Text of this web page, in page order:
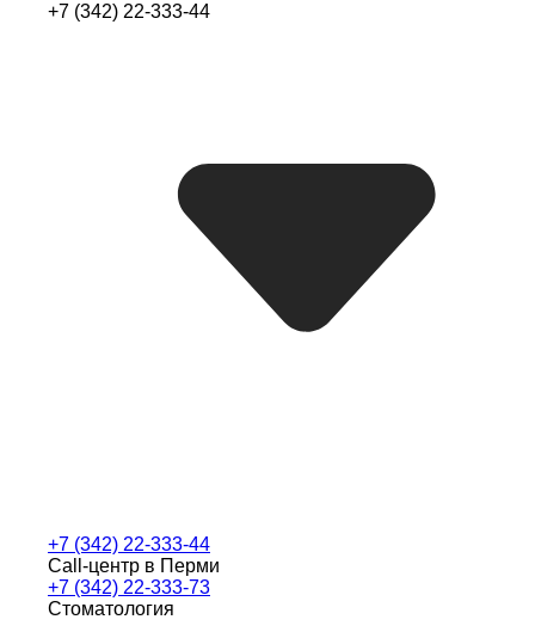
+7 (342) 22-333-44
+7 (342) 22-333-44
Call-центр в Перми
+7 (342) 22-333-73
Стоматология